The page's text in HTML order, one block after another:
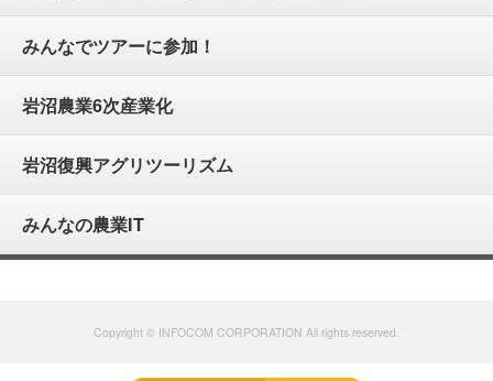
みんなでツアーに参加！
岩沼農業6次産業化
岩沼復興アグリツーリズム
みんなの農業IT
Copyright © INFOCOM CORPORATION All rights reserved.